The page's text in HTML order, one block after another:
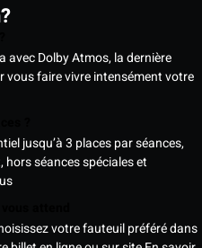
avec Dolby Atmos, la dernière
faire vivre intensément votre
jusqu’à 3 places par séances,
hors séances spéciales et
votre fauteuil préféré dans